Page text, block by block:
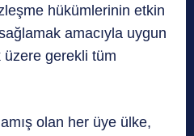
hükümlerinin etkin
amacıyla uygun
gerekli tüm
olan her üye ülke,